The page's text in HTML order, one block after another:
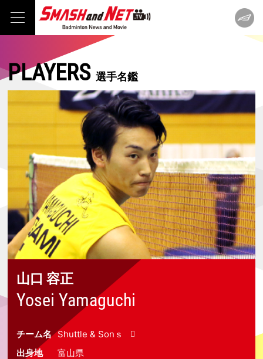
PLAYERS選手名鑑
山口 容正
Yosei Yamaguchi
チーム名 Shuttle & Sonｓ
出身地
富山県